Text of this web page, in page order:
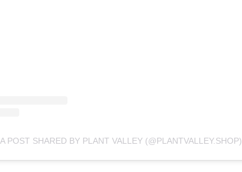
A POST SHARED BY PLANT VALLEY (@PLANTVALLEY.SHOP)